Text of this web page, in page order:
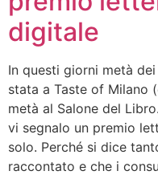
digitale
In questi giorni metà
stata a Taste of Milano
metà al Salone del
vi segnalo un premio
solo. Perché si dice
raccontato e che i